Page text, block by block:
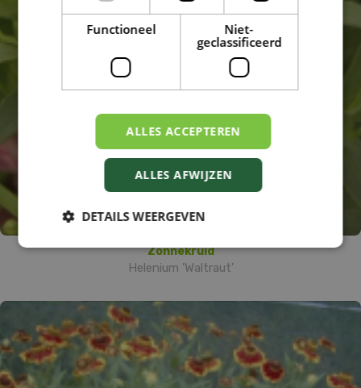
Zonnekruid
Helenium 'Waltraut'
Functioneel
Niet-
geclassificeerd
ALLES ACCEPTEREN
ALLES AFWIJZEN
DETAILS WEERGEVEN